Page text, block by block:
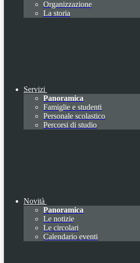
Organizzazione
La storia
Servizi
Panoramica
Famiglie e studenti
Personale scolastico
Percorsi di studio
Novità
Panoramica
Le notizie
Le circolari
Calendario eventi